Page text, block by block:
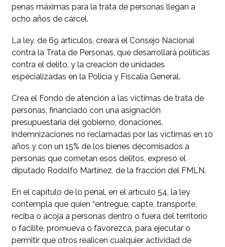
penas máximas para la trata de personas llegan a
ocho años de cárcel.
La ley, de 69 artículos, creará el Consejo Nacional
contra la Trata de Personas, que desarrollará políticas
contra el delito, y la creación de unidades
especializadas en la Policía y Fiscalía General.
Crea el Fondo de atención a las víctimas de trata de
personas, financiado con una asignación
presupuestaria del gobierno, donaciones,
indemnizaciones no reclamadas por las víctimas en 10
años y con un 15% de los bienes decomisados a
personas que cometan esos delitos, expresó el
diputado Rodolfo Martínez, de la fracción del FMLN.
En el capítulo de lo penal, en el artículo 54, la ley
contempla que quien “entregue, capte, transporte,
reciba o acoja a personas dentro o fuera del territorio
o facilite, promueva o favorezca, para ejecutar o
permitir que otros realicen cualquier actividad de